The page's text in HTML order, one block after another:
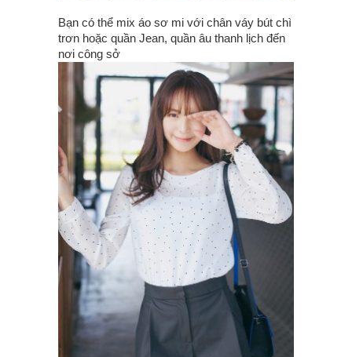
Bạn có thể mix áo sơ mi với chân váy bút chì
trơn hoặc quần Jean, quần âu thanh lịch đến
nơi công sở